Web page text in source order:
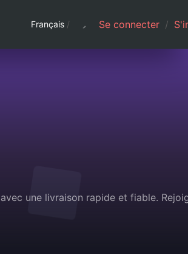
Français / Se connecter /
une livraison rapide et fiable.